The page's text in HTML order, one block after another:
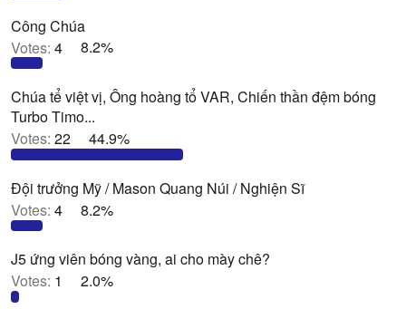
a
r
t
r
Công Chúa
Votes: 4 8.2%
Chúa tể việt vị, Ông hoàng tổ VAR, Chiến thần đệm bóng
Turbo Timo...
Votes: 22 44.9%
Đội trưởng Mỹ / Mason Quang Núi / Nghiện Sĩ
Votes: 4 8.2%
J5 ứng viên bóng vàng, ai cho mày chê?
Votes: 1 2.0%